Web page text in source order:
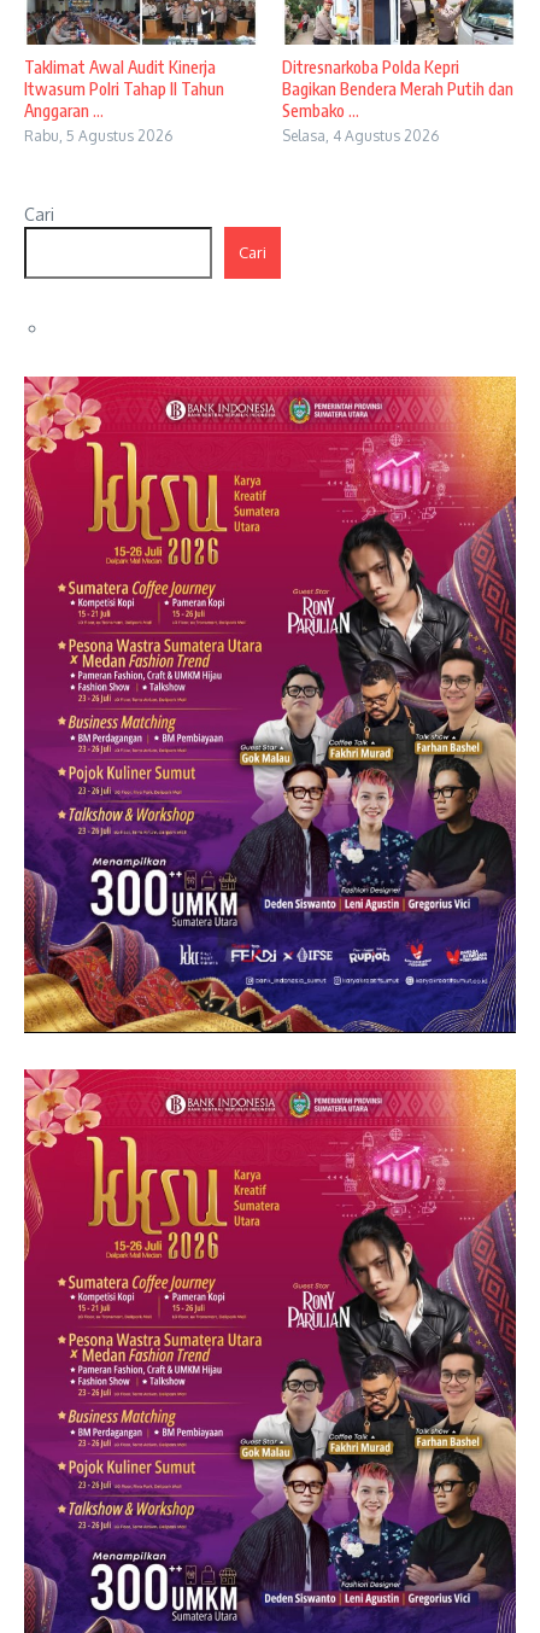
Taklimat Awal Audit Kinerja
Itwasum Polri Tahap II Tahun
Anggaran ...
Rabu, 5 Agustus 2026
Ditresnarkoba Polda Kepri
Bagikan Bendera Merah Putih dan
Sembako ...
Selasa, 4 Agustus 2026
Cari
Cari